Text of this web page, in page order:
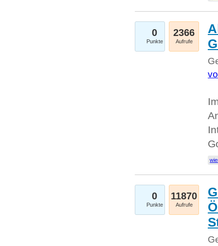
0
Punkte
2366
Aufrufe
0
Punkte
11870
Aufrufe